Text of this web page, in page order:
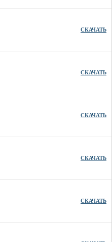
СКАЧАТЬ
СКАЧАТЬ
СКАЧАТЬ
СКАЧАТЬ
СКАЧАТЬ